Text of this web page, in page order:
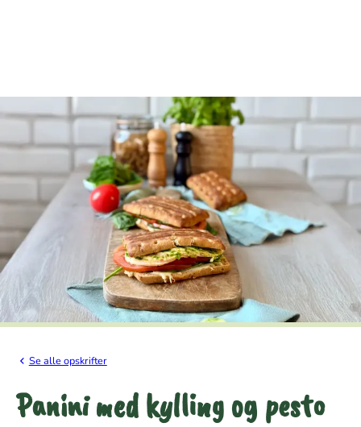
Se alle opskrifter
Panini med kylling og pesto